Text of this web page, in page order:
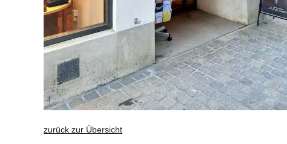
zurück zur Übersicht